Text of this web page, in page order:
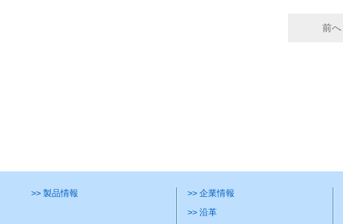
前へ
>> 製品情報
>> 企業情報
>> 沿革